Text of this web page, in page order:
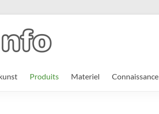
Produits Materiel Connaissance